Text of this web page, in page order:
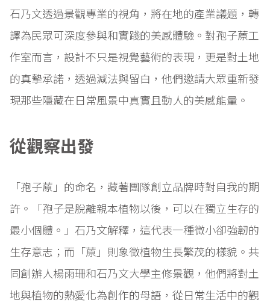
石乃文透過景觀專業的視角，將在地的產業議題，轉
譯為民眾可深度參與和實踐的美感體驗。對孢子蒝工
作室而言，設計不只是視覺藝術的表現，更是對土地
的真摯承諾，透過減法與留白，他們邀請大眾重新發
現那些隱藏在日常風景中真實且動人的美感能量。
從觀察出發
「孢子蒝」的命名，藏著團隊創立品牌時對自我的期
許。「孢子是脫離親本植物以後，可以在獨立生存的
最小個體。」石乃文解釋，這代表一種微小卻強韌的
生存意志；而「蒝」則象徵植物生長繁茂的樣貌。共
同創辦人楊雨珊和石乃文大學主修景觀，他們將對土
地與植物的熱愛化為創作的母語，從日常生活中的觀